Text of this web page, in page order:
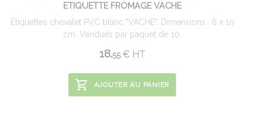
ETIQUETTE FROMAGE VACHE
Etiquettes chevalet PVC blanc "VACHE". Dimensions : 6 x 10
cm. Vendues par paquet de 10.
18.55 €HT
AJOUTER AU PANIER